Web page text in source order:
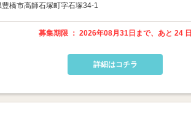
豊橋市高師石塚町字石塚34-1
募集期限 ： 2026年08月31日まで、あと 24 日
詳細はコチラ